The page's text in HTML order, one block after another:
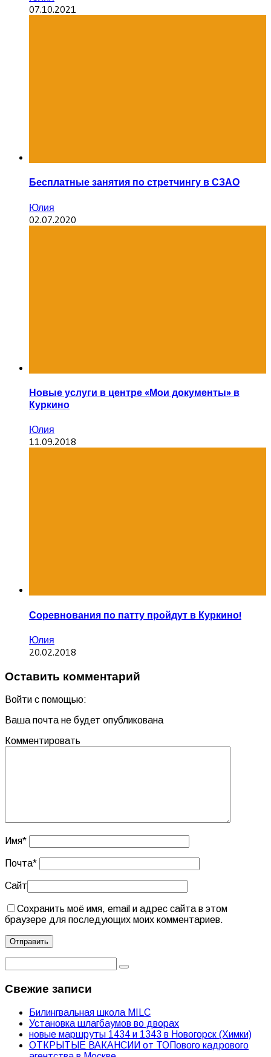
07.10.2021
Бесплатные занятия по стретчингу в СЗАО
Юлия
02.07.2020
Новые услуги в центре «Мои документы» в
Куркино
Юлия
11.09.2018
Соревнования по патту пройдут в Куркино!
Юлия
20.02.2018
Оставить комментарий
Войти с помощью:
Ваша почта не будет опубликована
Комментировать
Имя*
Почта*
Сайт
Сохранить моё имя, email и адрес сайта в этом
браузере для последующих моих комментариев.
Свежие записи
Билингвальная школа MILC
Установка шлагбаумов во дворах
новые маршруты 1434 и 1343 в Новогорск (Химки)
ОТКРЫТЫЕ ВАКАНСИИ от ТОПового кадрового